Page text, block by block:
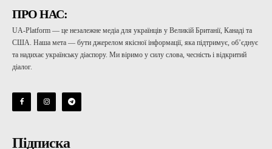
ПРО НАС:
UA-Platform — це незалежне медіа для українців у Великій Британії, Канаді та
США. Наша мета — бути джерелом якісної інформації, яка підтримує, об’єднує
та надихає українську діаспору. Ми віримо у силу слова, чесність і відкритий
діалог.
Підписка